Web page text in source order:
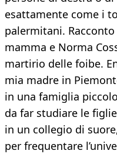
esattamente come i
palermitani.
mamma e Norma
martirio delle foibe.
mia madre in
in una famiglia
da far studiare le
in un collegio di
per frequentare